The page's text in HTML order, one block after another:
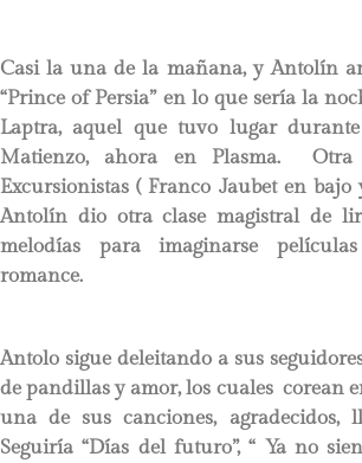
Casi la una de la mañana, y Antolín
“Prince of Persia” en lo que sería la
Laptra, aquel que tuvo lugar
Matienzo, ahora en Plasma.
Excursionistas ( Franco Jaubet en bajo
Antolín dio otra clase magistral de
melodías para imaginarse
romance.
Antolo sigue deleitando a sus
de pandillas y amor, los cuales corean
una de sus canciones, agradecidos,
Seguiría “Días del futuro”, “ Ya no